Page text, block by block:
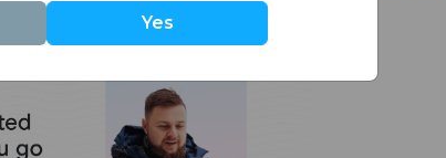
विकल्प भी प्रदान करता है।
Yes